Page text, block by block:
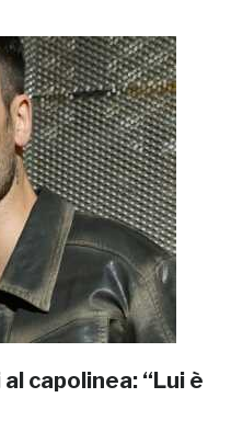
capolinea: “Lui è